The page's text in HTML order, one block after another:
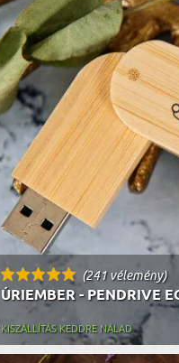
(241 vélemény)
ÚRIEMBER - PENDRIVE
KISZÁLLÍTÁS KEDDRE NÁLAD